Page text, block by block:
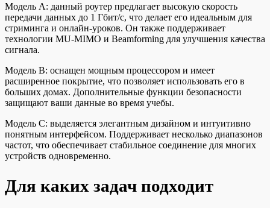
Модель A: данный роутер предлагает высокую скорость
передачи данных до 1 Гбит/с, что делает его идеальным для
стриминга и онлайн-уроков. Он также поддерживает
технологии MU-MIMO и Beamforming для улучшения качества
сигнала.
Модель B: оснащен мощным процессором и имеет
расширенное покрытие, что позволяет использовать его в
больших домах. Дополнительные функции безопасности
защищают ваши данные во время учебы.
Модель C: выделяется элегантным дизайном и интуитивно
понятным интерфейсом. Поддерживает несколько диапазонов
частот, что обеспечивает стабильное соединение для многих
устройств одновременно.
Для каких задач подходит